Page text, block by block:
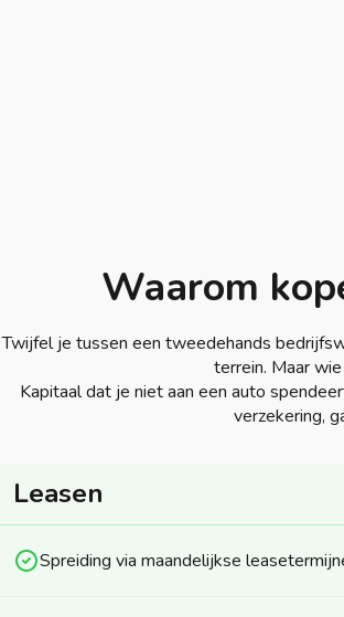
Waarom
Twijfel je tussen een tweedehands
terrein. Maar
Kapitaal dat je niet aan een auto
verzekering,
Leasen
Spreiding via maandelijkse